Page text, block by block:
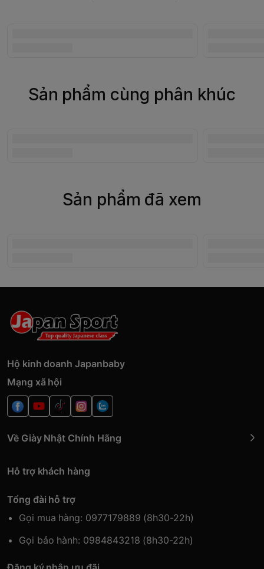
Sản phẩm cùng phân khúc
Sản phẩm đã xem
Hộ kinh doanh Japanbaby
Mạng xã hội
Về Giày Nhật Chính Hãng
Hỗ trợ khách hàng
Tổng đài hỗ trợ
Gọi mua hàng: 0977179889 (8h30-22h)
Gọi bảo hành: 0984843218 (8h30-22h)